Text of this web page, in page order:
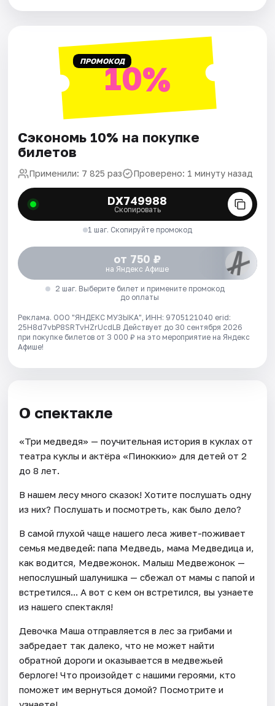
ПРОМОКОД10%
Сэкономь 10% на покупке
билетов
Применили: 7 825 раз Проверено: 1 минуту назад
DX749988
Скопировать
1 шаг. Скопируйте промокод
от 750 ₽
на Яндекс Афише
2 шаг. Выберите билет и примените промокод
до оплаты
Реклама. ООО "ЯНДЕКС МУЗЫКА", ИНН: 9705121040 erid:
25H8d7vbP8SRTvHZrUcdLB Действует до 30 сентября 2026
при покупке билетов от 3 000 ₽ на это мероприятие на Яндекс
Афише!
О спектакле
«Три медведя» — поучительная история в куклах от
театра куклы и актёра «Пиноккио» для детей от 2
до 8 лет.
В нашем лесу много сказок! Хотите послушать одну
из них? Послушать и посмотреть, как было дело?
В самой глухой чаще нашего леса живет-поживает
семья медведей: папа Медведь, мама Медведица и,
как водится, Медвежонок. Малыш Медвежонок —
непослушный шалунишка — сбежал от мамы с папой и
встретился... А вот с кем он встретился, вы узнаете
из нашего спектакля!
Девочка Маша отправляется в лес за грибами и
забредает так далеко, что не может найти
обратной дороги и оказывается в медвежьей
берлоге! Что произойдет с нашими героями, кто
поможет им вернуться домой? Посмотрите и